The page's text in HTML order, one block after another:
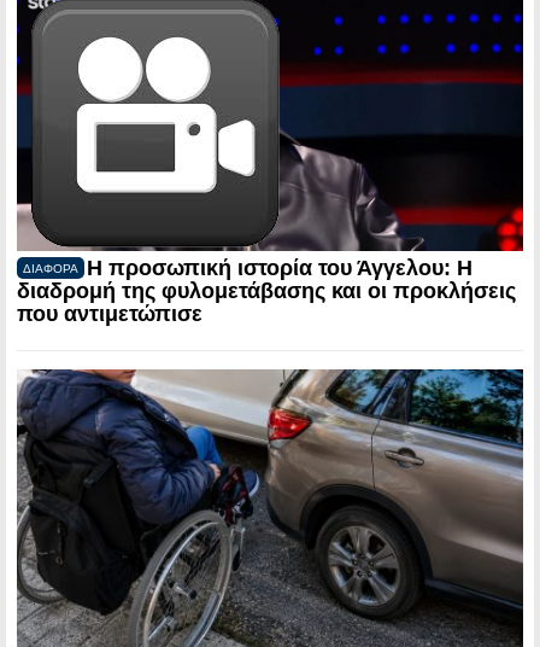
ΔΙΑΦΟΡΑ
Η προσωπική ιστορία του Άγγελου: Η
διαδρομή της φυλομετάβασης και οι προκλήσεις
που αντιμετώπισε